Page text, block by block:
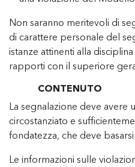
Non saranno meritevoli di
di carattere personale del
istanze attinenti alla
rapporti con il superiore
CONTENUTO
La segnalazione deve avere
circostanziato e
fondatezza, che deve
Le informazioni sulle